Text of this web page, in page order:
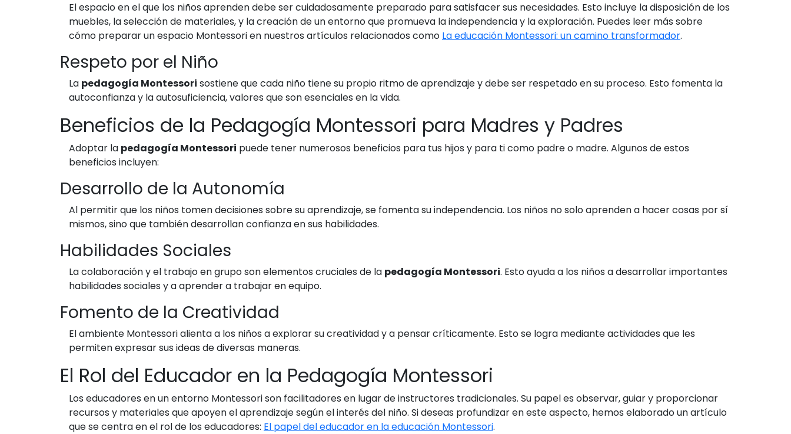
El espacio en el que los niños aprenden debe ser cuidadosamente preparado para satisfacer sus necesidades. Esto incluye la disposición de los
muebles, la selección de materiales, y la creación de un entorno que promueva la independencia y la exploración. Puedes leer más sobre
cómo preparar un espacio Montessori en nuestros artículos relacionados como La educación Montessori: un camino transformador.
Respeto por el Niño
La pedagogía Montessori sostiene que cada niño tiene su propio ritmo de aprendizaje y debe ser respetado en su proceso. Esto fomenta la
autoconfianza y la autosuficiencia, valores que son esenciales en la vida.
Beneficios de la Pedagogía Montessori para Madres y Padres
Adoptar la pedagogía Montessori puede tener numerosos beneficios para tus hijos y para ti como padre o madre. Algunos de estos
beneficios incluyen:
Desarrollo de la Autonomía
Al permitir que los niños tomen decisiones sobre su aprendizaje, se fomenta su independencia. Los niños no solo aprenden a hacer cosas por sí
mismos, sino que también desarrollan confianza en sus habilidades.
Habilidades Sociales
La colaboración y el trabajo en grupo son elementos cruciales de la pedagogía Montessori. Esto ayuda a los niños a desarrollar importantes
habilidades sociales y a aprender a trabajar en equipo.
Fomento de la Creatividad
El ambiente Montessori alienta a los niños a explorar su creatividad y a pensar críticamente. Esto se logra mediante actividades que les
permiten expresar sus ideas de diversas maneras.
El Rol del Educador en la Pedagogía Montessori
Los educadores en un entorno Montessori son facilitadores en lugar de instructores tradicionales. Su papel es observar, guiar y proporcionar
recursos y materiales que apoyen el aprendizaje según el interés del niño. Si deseas profundizar en este aspecto, hemos elaborado un artículo
que se centra en el rol de los educadores: El papel del educador en la educación Montessori.